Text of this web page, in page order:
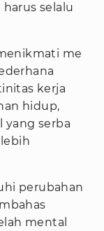
selalu
me
kerja
hidup,
yang serba
perubahan
mental